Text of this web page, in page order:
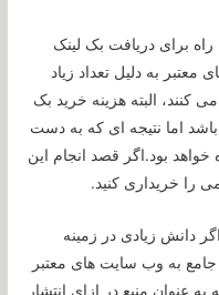
برای دریافت بک لینک
به دلیل تعداد زیاد
کنند، البته هزینه خرید بک
اما نتیجه ای که به دست
بود.اگر قصد انجام این
را خریداری کنید.
دانش زیادی در زمینه
جامع به وب سایت های معتبر
به عنوان منبع در ازای انتشار